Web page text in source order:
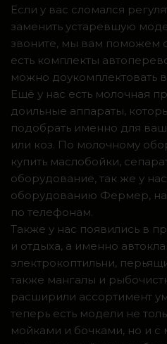
Если у вас сломался
заменить устаревшую
звоните, мы вам поможем
есть комплекты
можно доукомплектовать
Ещё у нас есть молочная
доильные аппараты,
подобрать именно для
или коз. По молочному
купить маслобойки,
оборудование, так же у
оборудованию Фермер,
по телефонам.
Также у нас появились в
и отдыха, а именно
электрокоптильни,
также мангалы и
расширили ассортимент
теперь есть модели не
мойками и бочками, но и с